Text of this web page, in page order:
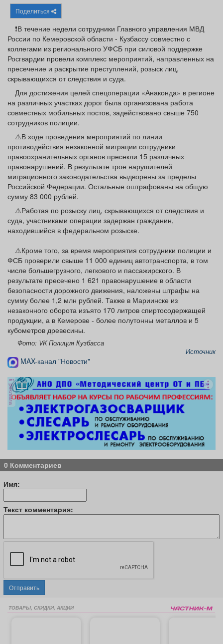
Афиша
Товары Поздравления Погода
ТВ программа Я - пенсионер
Поделиться
❗️В течение недели сотрудники Главного управления МВД
России по Кемеровской области - Кузбассу совместно с
коллегами из регионального УФСБ при силовой поддержке
Росгвардии провели комплекс мероприятий, направленных на
пресечение и раскрытие преступлений, розыск лиц,
скрывающихся от следствия и суда.
Для достижения целей спецоперации «Анаконда» в регионе
на различных участках дорог была организована работа
совместных мобильных постов, задействовано свыше 750
сотрудников полиции.
⚠️В ходе проведения мероприятий по линии
противодействия незаконной миграции сотрудники
правоохранительных органов пресекли 15 различных
правонарушений. В результате трое нарушителей
миграционного законодательства выдворены за пределы
Российской Федерации. Остальные оштрафованы на общую
сумму 83 000 рублей.
⚠️Работая по розыску лиц, скрывающихся от следствия и
суда, участниками операции задержан гражданин,
находившийся в федеральном розыске.
⚠️Кроме того, за время мероприятия сотрудники полиции и
ФСБ проверили свыше 11 000 единиц автотранспорта, в том
числе большегрузного, легкового и пассажирского. В
результате пресечено 1 621 правонарушение в области
безопасности дорожного движения, наложены штрафы на
сумму более 1,2 млн рублей. Также в Мариинске из
незаконного оборота изъято 170 литров спиртосодержащей
продукции, а в Кемерове - более полутонны металлов и 5
кубометров древесины.
Фото: VK Полиция Кузбасса
Источник
MAX-канал "Новости"
реклама
0 Комментариев
Имя:
Текст комментария:
Отправить
ТОВАРЫ, СКИДКИ, АКЦИИ